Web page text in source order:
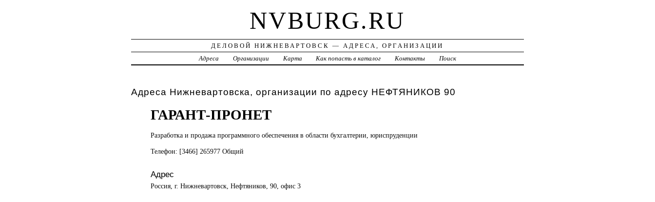
NVBURG.RU
ДЕЛОВОЙ НИЖНЕВАРТОВСК — АДРЕСА, ОРГАНИЗАЦИИ
Адреса
Организации Карта Как попасть в каталог Контакты Поиск
Адреса Нижневартовска, организации по адресу НЕФТЯНИКОВ 90
ГАРАНТ-ПРОНЕТ
Разработка и продажа программного обеспечения в области бухгалтерии, юриспруденции
Телефон: [3466] 265977 Общий
Адрес
Россия, г. Нижневартовск, Нефтяников, 90, офис 3